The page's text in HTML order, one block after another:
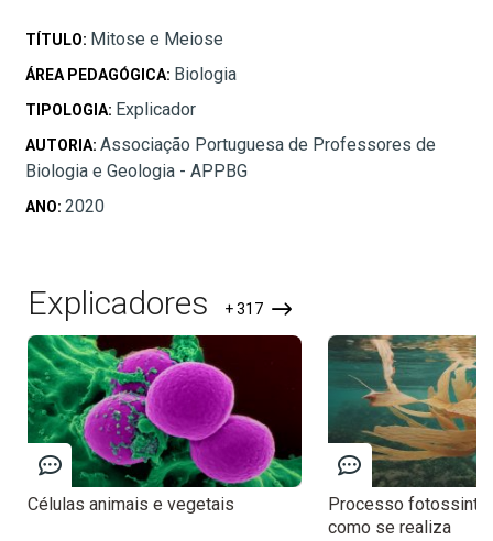
TÍTULO: Mitose e Meiose
ÁREA PEDAGÓGICA: Biologia
TIPOLOGIA: Explicador
AUTORIA: Associação Portuguesa de Professores de
Biologia e Geologia - APPBG
ANO: 2020
Explicadores + 317
Células animais e vegetais
Processo
como se realiza